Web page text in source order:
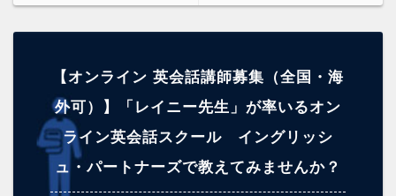
【オンライン 英会話講師募集（全国・海
外可）】「レイニー先生」が率いるオン
ライン英会話スクール イングリッシ
ュ・パートナーズで教えてみませんか？